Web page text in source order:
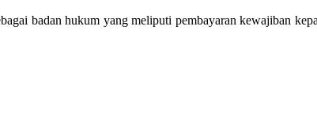
badan hukum yang meliputi pembayaran kewajiban